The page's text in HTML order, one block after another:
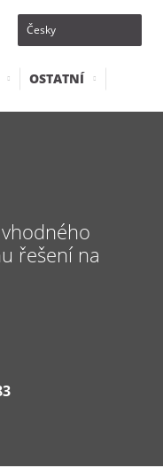
OSTATNÍ
řešení na